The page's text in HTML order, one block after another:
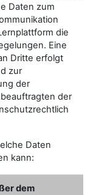
Daten zum
die
Eine
Dritte erfolgt
zur
der
der
Daten
kann:
dem